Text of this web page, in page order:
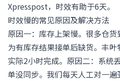
Xpresspost，时效有助于6天。
时效慢的常见原因及解决方法
原因一：库存上架慢。很多仓
为有库存结果接单后缺货。丰叶
实际2小时完成。原因二：系统
单没同步。我们每天人工对一